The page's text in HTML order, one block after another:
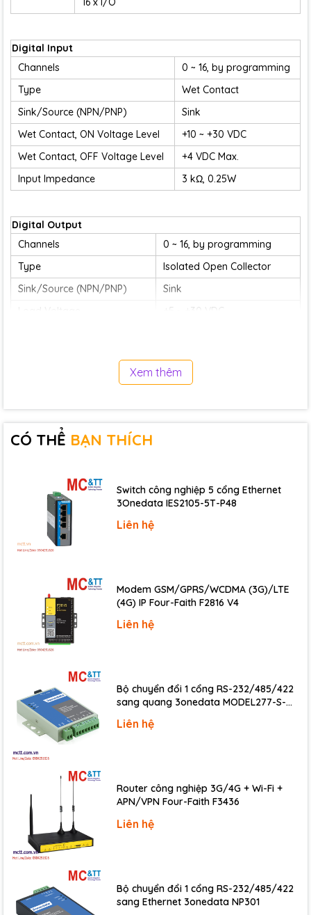
Digital Input
Channels
0 ~ 16, by programming
Type
Wet Contact
Sink/Source (NPN/PNP)
Sink
Wet Contact, ON Voltage Level
+10 ~ +30 VDC
Wet Contact, OFF Voltage Level
+4 VDC Max.
Input Impedance
3 kΩ, 0.25W
Digital Output
Channels
0 ~ 16, by programming
Type
Isolated Open Collector
Sink/Source (NPN/PNP)
Sink
+5 ~ +30 VDC
Yes
Power
Mechanical
Dimensions (mm)
31 x 116 x 88 (W x L x H)
Environmental
Operating Temperature
-25 ~ +75 °C
Storage Temperature
-40 ~ +85 °C
Humidity
Data sheet
Documents
Ordering information
8050 CR
Cover) (RoHS)
Xem thêm
CÓ THỂ BẠN THÍCH
Switch công nghiệp 5 cổng Ethernet
3Onedata IES2105-5T-P48
Liên hệ
Modem GSM/GPRS/WCDMA (3G)/LTE
(4G) IP Four-Faith F2816 V4
Liên hệ
Bộ chuyển đổi 1 cổng RS-232/485/422
sang quang 3onedata MODEL277-S-
20KM)
Liên hệ
Router công nghiệp 3G/4G + Wi-Fi +
APN/VPN Four-Faith F3436
Liên hệ
Bộ chuyển đổi 1 cổng RS-232/485/422
sang Ethernet 3onedata NP301